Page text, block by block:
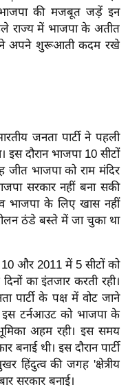
की मजबूत जड़ें इन
राज्य में भाजपा के अतीत
ने अपने शुरूआती कदम रखे
जनता पार्टी ने पहली
दौरान भाजपा 10 सीटों
भाजपा को राम मंदिर
सरकार नहीं बना सकी
भाजपा के लिए खास नहीं
ठंडे बस्ते में जा चुका था
और 2011 में 5 सीटों को
का इंतजार करती रही।
पार्टी के पक्ष में वोट जाने
टर्नआउट को भाजपा के
अहम रही। इस समय
बनाई थी। इस दौरान पार्टी
हिंदुत्व की जगह 'क्षेत्रीय
सरकार बनाई।